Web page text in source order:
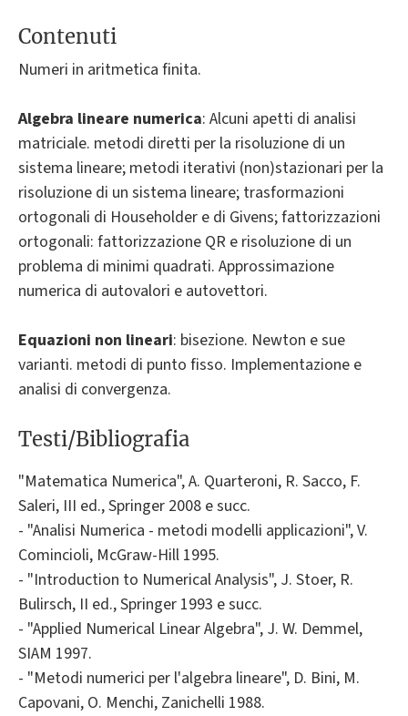
Contenuti
Numeri in aritmetica finita.
Algebra lineare numerica: Alcuni apetti di analisi
matriciale. metodi diretti per la risoluzione di un
sistema lineare; metodi iterativi (non)stazionari per la
risoluzione di un sistema lineare; trasformazioni
ortogonali di Householder e di Givens; fattorizzazioni
ortogonali: fattorizzazione QR e risoluzione di un
problema di minimi quadrati. Approssimazione
numerica di autovalori e autovettori.
Equazioni non lineari: bisezione. Newton e sue
varianti. metodi di punto fisso. Implementazione e
analisi di convergenza.
Testi/Bibliografia
"Matematica Numerica", A. Quarteroni, R. Sacco, F.
Saleri, III ed., Springer 2008 e succ.
- "Analisi Numerica - metodi modelli applicazioni", V.
Comincioli, McGraw-Hill 1995.
- "Introduction to Numerical Analysis", J. Stoer, R.
Bulirsch, II ed., Springer 1993 e succ.
- "Applied Numerical Linear Algebra", J. W. Demmel,
SIAM 1997.
- "Metodi numerici per l'algebra lineare", D. Bini, M.
Capovani, O. Menchi, Zanichelli 1988.